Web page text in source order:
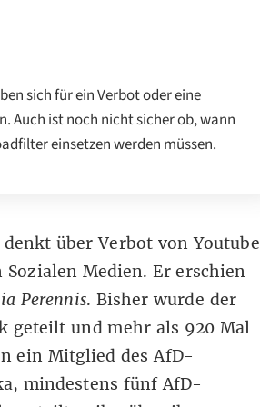
sich für ein Verbot oder eine
Auch ist noch nicht sicher ob, wann
einsetzen werden müssen.
denkt über Verbot von Youtube
Medien. Er erschien
Perennis. Bisher wurde der
geteilt und mehr als 920 Mal
ein Mitglied des AfD-
mindestens fünf AfD-